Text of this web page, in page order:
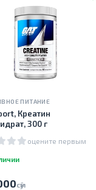
ПИТАНИЕ
Креатин
300 г
оцените первым
сӯм